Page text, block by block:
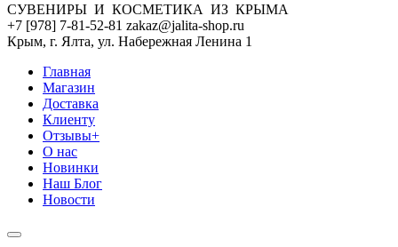
СУВЕНИРЫ И КОСМЕТИКА ИЗ КРЫМА
+7 [978] 7-81-52-81 zakaz@jalita-shop.ru
Крым, г. Ялта, ул. Набережная Ленина 1
Главная
Магазин
Доставка
Клиенту
Отзывы+
О нас
Новинки
Наш Блог
Новости